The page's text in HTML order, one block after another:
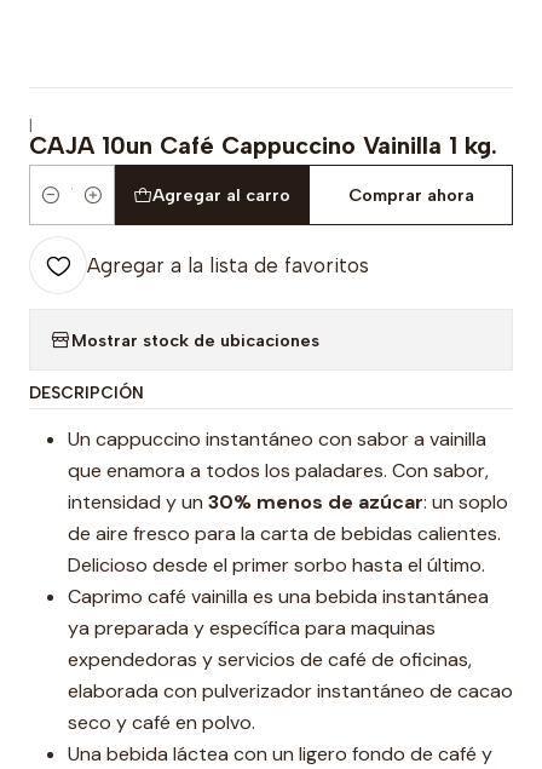
|
CAJA 10un Café Cappuccino Vainilla 1 kg.
Cantidad
Agregar al carro Comprar ahora
Agregar a la lista de favoritos
Mostrar stock de ubicaciones
DESCRIPCIÓN
Un cappuccino instantáneo con sabor a vainilla
que enamora a todos los paladares. Con sabor,
intensidad y un 30% menos de azúcar: un soplo
de aire fresco para la carta de bebidas calientes.
Delicioso desde el primer sorbo hasta el último.
Caprimo café vainilla es una bebida instantánea
ya preparada y específica para maquinas
expendedoras y servicios de café de oficinas,
elaborada con pulverizador instantáneo de cacao
seco y café en polvo.
Una bebida láctea con un ligero fondo de café y